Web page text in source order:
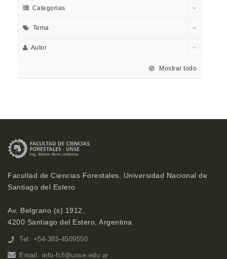
Categorias
Tema
Autor
Mostrar todo
Facultad de Ciencias Forestales, Universidad Nacional de
Santiago del Estero
Av. Belgrano (s) 1912,
4200 Santiago del Estero, Argentina
Tel: +54-385-4509550
Email: info-fcf@unse.edu.ar